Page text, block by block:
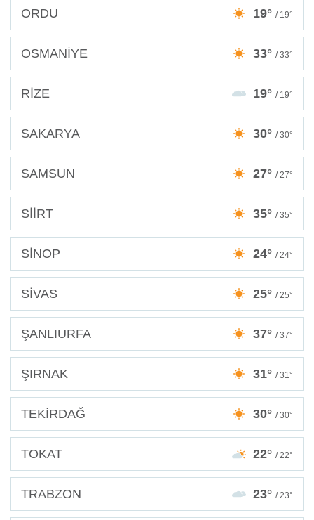
ORDU 19° / 19°
OSMANİYE 33° / 33°
RİZE 19° / 19°
SAKARYA 30° / 30°
SAMSUN 27° / 27°
SİİRT 35° / 35°
SİNOP 24° / 24°
SİVAS 25° / 25°
ŞANLIURFA 37° / 37°
ŞIRNAK 31° / 31°
TEKİRDAĞ 30° / 30°
TOKAT 22° / 22°
TRABZON 23° / 23°